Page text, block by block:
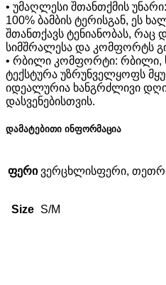
• უმაღლესი შთანთქმის
100% ბამბის ტერისგან, ეს
შთანთქავს ტენიანობას, რაც
სიმშრალესა და კომფორტს
• რბილი კომფორტი: რბილი,
ტექსტურა უზრუნველყოფს
იდეალურია ხანგრძლივი
დასვენებისთვის.
დამატებითი ინფორმაცია
ფერი ვერცხლისფერი,
Size S/M